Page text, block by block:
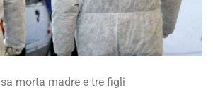
morta madre e tre figli